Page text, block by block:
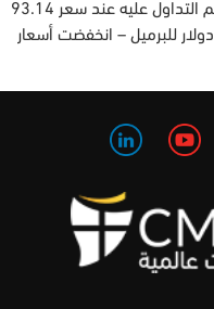
العقود الاجلة للخام برنت 0.02 بالمئة ليتم التداول عليه عند سعر 93.14
للبرميل مقارنة مع الافتتاحية عند 93.15 دولار للبرميل – انخفضت أسعار